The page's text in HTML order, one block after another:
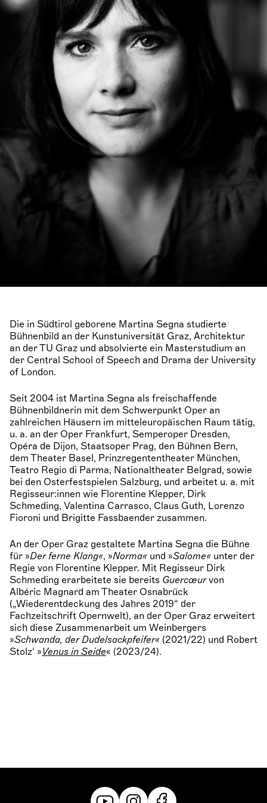
Die in Südtirol geborene Martina Segna studierte
Bühnenbild an der Kunstuniversität Graz, Architektur
an der TU Graz und absolvierte ein Masterstudium an
der Central School of Speech and Drama der University
of London.
Seit 2004 ist Martina Segna als freischaffende
Bühnenbildnerin mit dem Schwerpunkt Oper an
zahlreichen Häusern im mitteleuropäischen Raum tätig,
u. a. an der Oper Frankfurt, Semperoper Dresden,
Opéra de Dijon, Staatsoper Prag, den Bühnen Bern,
dem Theater Basel, Prinzregententheater München,
Teatro Regio di Parma, Nationaltheater Belgrad, sowie
bei den Osterfestspielen Salzburg, und arbeitet u. a. mit
Regisseur:innen wie Florentine Klepper, Dirk
Schmeding, Valentina Carrasco, Claus Guth, Lorenzo
Fioroni und Brigitte Fassbaender zusammen.
An der Oper Graz gestaltete Martina Segna die Bühne
für »Der ferne Klang«, »Norma« und »Salome« unter der
Regie von Florentine Klepper. Mit Regisseur Dirk
Schmeding erarbeitete sie bereits Guercœurvon
Albéric Magnard am Theater Osnabrück
(„Wiederentdeckung des Jahres 2019“ der
Fachzeitschrift Opernwelt), an der Oper Graz erweitert
sich diese Zusammenarbeit um Weinbergers
»Schwanda, der Dudelsackpfeifer« (2021/22) und Robert
Stolz‘ »Venus in Seide« (2023/24).